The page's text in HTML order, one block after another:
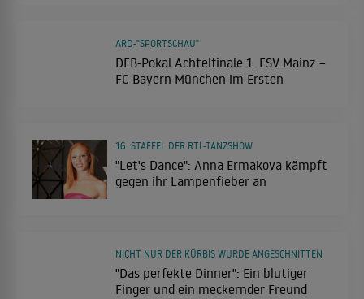
DFB-Pokal Achtelfinale 1. FSV Mainz –
FC Bayern München im Ersten
ARD-"SPORTSCHAU"
"Let's Dance": Anna Ermakova kämpft
gegen ihr Lampenfieber an
16. STAFFEL DER RTL-TANZSHOW
"Das perfekte Dinner": Ein blutiger
Finger und ein meckernder Freund
NICHT NUR DER KÜRBIS WURDE ANGESCHNITTEN